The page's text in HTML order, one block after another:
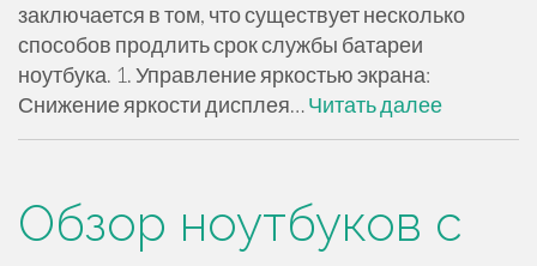
заключается в том, что существует несколько
способов продлить срок службы батареи
ноутбука. 1. Управление яркостью экрана:
Снижение яркости дисплея…Читать далее
Обзор ноутбуков с